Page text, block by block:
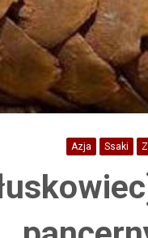
Azja Ssaki